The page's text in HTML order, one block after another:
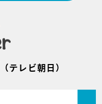
（テレビ朝日）